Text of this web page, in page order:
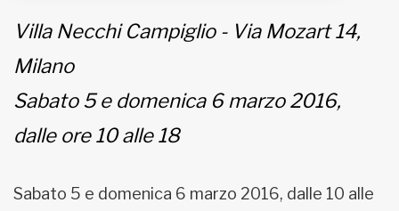
EDB edizioni - Via Brivio angolo C.
Imbonati, 89 20159 Milano (Italia)
Villa Necchi Campiglio - Via Mozart 14,
Milano
Sabato 5 e domenica 6 marzo 2016,
dalle ore 10 alle 18
Sabato 5 e domenica 6 marzo 2016, dalle 10 alle